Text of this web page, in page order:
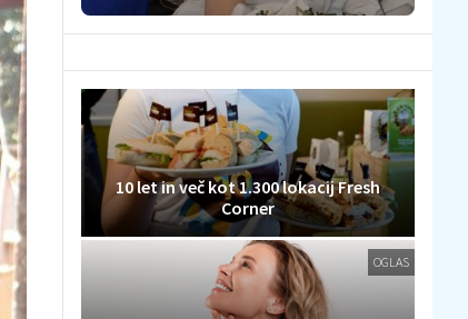
10 let in več kot 1.300 lokacij Fresh
Corner
OGLAS